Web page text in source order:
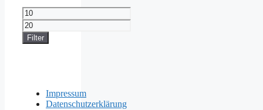
Min.
Preis
Max.
Preis
Filter
Impressum
Datenschutzerklärung